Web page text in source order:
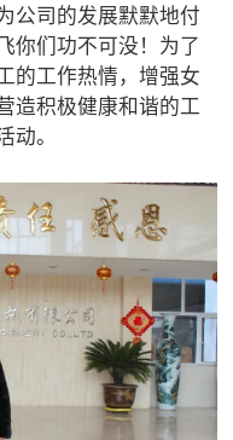
司的发展默默地付
你们功不可没！为了
的工作热情，增强女
造积极健康和谐的工
动。
 新闻中心
 矿山设计院
 关于金鹏
发展历程
企业文化
专家团队
 联系我们